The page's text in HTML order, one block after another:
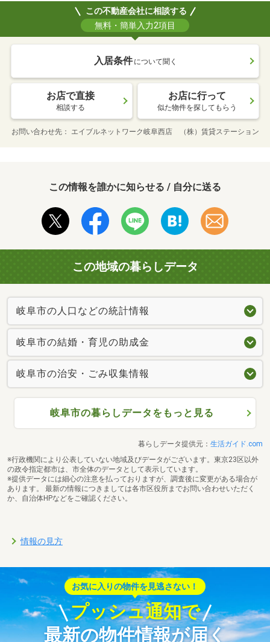
この不動産会社に相談する
無料・簡単入力2項目
入居条件 について聞く
お店で直接
相談する
お店に行って
似た物件を探してもらう
お問い合わせ先 エイブルネットワーク岐阜西店 （株）賃貸ステーション
この情報を誰かに知らせる / 自分に送る
この地域の暮らしデータ
岐阜市の人口などの統計情報
岐阜市の結婚・育児の助成金
岐阜市の治安・ごみ収集情報
岐阜市の暮らしデータをもっと見る
暮らしデータ提供元： 生活ガイド.com
※行政機関により公表していない地域及びデータがございます。東京23区以外
の政令指定都市は、市全体のデータとして表示しています。
※提供データには細心の注意を払っておりますが、調査後に変更がある場合が
あります。 最新の情報につきましては各市区役所までお問い合わせいただく
か、自治体HPなどをご確認ください。
情報の見方
お気に入りの物件を見逃さない！
プッシュ通知で
最新の物件情報が届く